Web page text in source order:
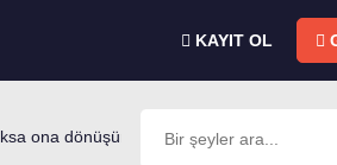
KAYIT OL
ona dönüşür. -Mevlana